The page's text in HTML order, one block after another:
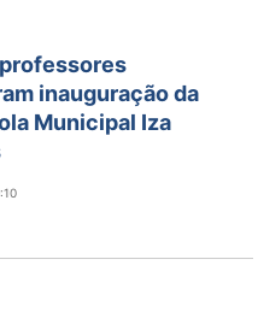
inauguração da
Municipal Iza